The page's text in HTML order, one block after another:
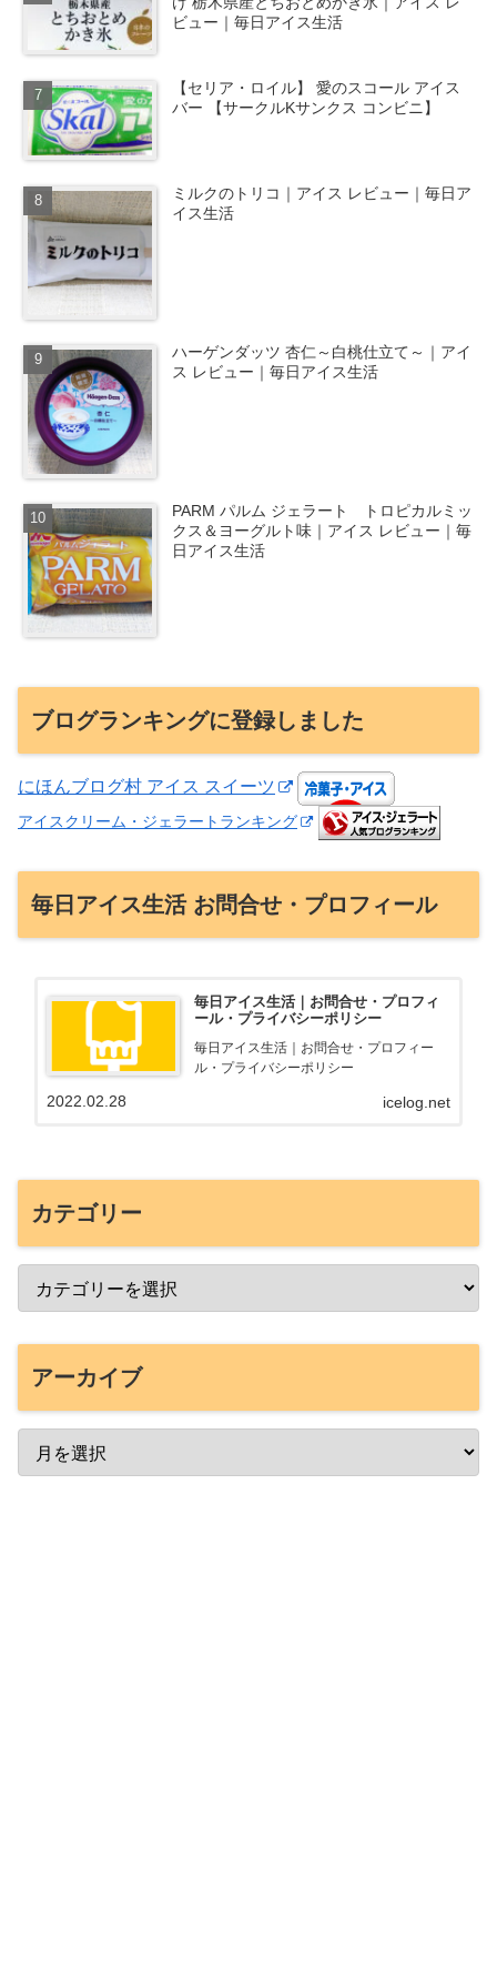
ビュー｜毎日アイス生活
【セリア・ロイル】 愛のスコール アイス
バー 【サークルKサンクス コンビニ】
ミルクのトリコ｜アイス レビュー｜毎日ア
イス生活
ハーゲンダッツ 杏仁～白桃仕立て～｜アイ
ス レビュー｜毎日アイス生活
PARM パルム ジェラート トロピカルミッ
クス＆ヨーグルト味｜アイス レビュー｜毎
日アイス生活
ブログランキングに登録しました
にほんブログ村 アイス スイーツ
アイスクリーム・ジェラートランキング
毎日アイス生活 お問合せ・プロフィール
毎日アイス生活｜お問合せ・プロフィ
ール・プライバシーポリシー
毎日アイス生活｜お問合せ・プロフィー
ル・プライバシーポリシー
icelog.net
2022.02.28
カテゴリー
アーカイブ